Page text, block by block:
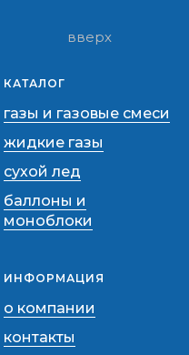
вверх
КАТАЛОГ
газы и газовые смеси
жидкие газы
сухой лед
баллоны и
моноблоки
ИНФОРМАЦИЯ
о компании
контакты